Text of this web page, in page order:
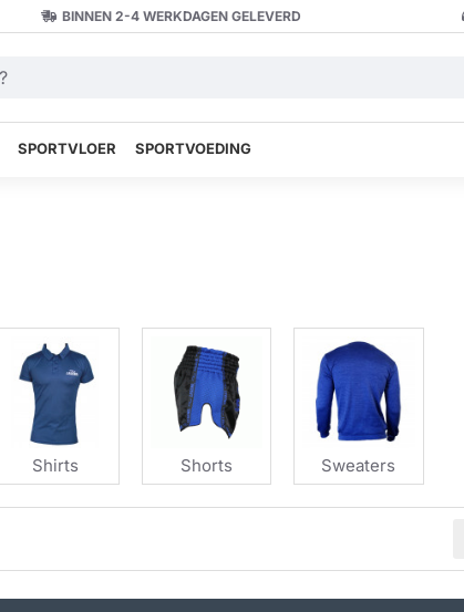
BINNEN 2-4 WERKDAGEN GELEVERD
SPORTVLOER SPORTVOEDING
Shirts Shorts Sweaters